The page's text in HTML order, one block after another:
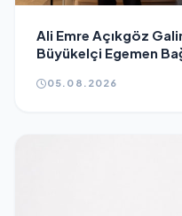
Ali Emre Açıkgöz
Büyükelçi Egemen
05.08.2026